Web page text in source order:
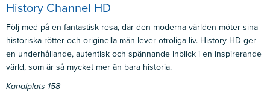
History Channel HD
Följ med på en fantastisk resa, där den moderna världen möter sina
historiska rötter och originella män lever otroliga liv. History HD ger
en underhållande, autentisk och spännande inblick i en inspirerande
värld, som är så mycket mer än bara historia.
Kanalplats 158